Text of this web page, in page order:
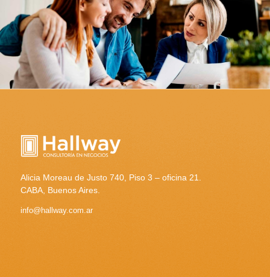
Alicia Moreau de Justo 740, Piso 3 – oficina 21.
CABA, Buenos Aires.
info@hallway.com.ar